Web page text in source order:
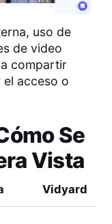
uso de
de video
compartir
acceso o
Se
Vista
Vidyard